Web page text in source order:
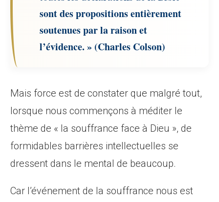
sont des propositions entièrement
soutenues par la raison et
l’évidence. » (Charles Colson)
Mais force est de constater que malgré tout,
lorsque nous commençons à méditer le
thème de « la souffrance face à Dieu », de
formidables barrières intellectuelles se
dressent dans le mental de beaucoup.
Car l’événement de la souffrance nous est